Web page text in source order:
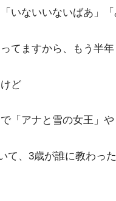
いないいないばあ」
てますから、もう半
ど
「アナと雪の女王」
て、3歳が誰に教わっ